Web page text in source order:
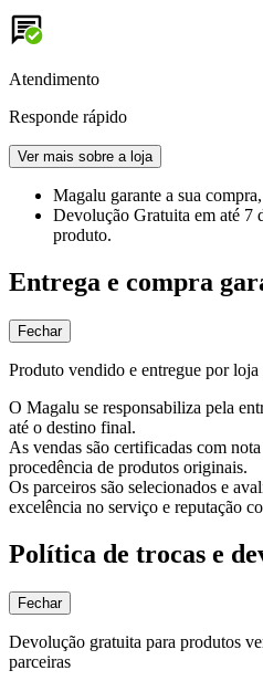
Atendimento
Responde rápido
Ver mais sobre a loja
Magalu garante a sua
Devolução Gratuita em até 7
produto.
Entrega e compra
Fechar
Produto vendido e entregue por loja
O Magalu se responsabiliza pela
até o destino final.
As vendas são certificadas com
procedência de produtos originais.
Os parceiros são selecionados e
excelência no serviço e reputação
Política de trocas e
Fechar
Devolução gratuita para produtos
parceiras